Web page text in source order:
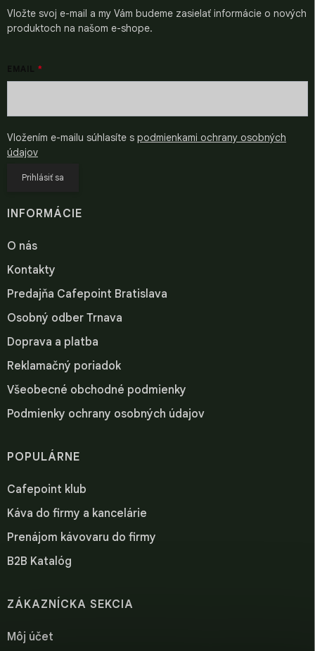
Vložte svoj e-mail a my Vám budeme zasielať informácie o nových
produktoch na našom e-shope.
Vložením e-mailu súhlasíte s podmienkami ochrany osobných
údajov
Prihlásiť sa
INFORMÁCIE
O nás
Kontakty
Predajňa Cafepoint Bratislava
Osobný odber Trnava
Doprava a platba
Reklamačný poriadok
Všeobecné obchodné podmienky
Podmienky ochrany osobných údajov
POPULÁRNE
Cafepoint klub
Káva do firmy a kancelárie
Prenájom kávovaru do firmy
B2B Katalóg
ZÁKAZNÍCKA SEKCIA
Môj účet